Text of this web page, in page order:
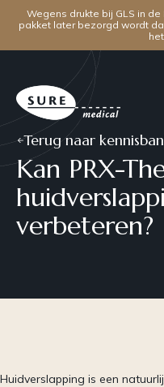
Wegens drukte bij GLS in
pakket later bezorgd wordt
Terug naar
Kan PRX-
verbeteren?
Huidverslapping is een